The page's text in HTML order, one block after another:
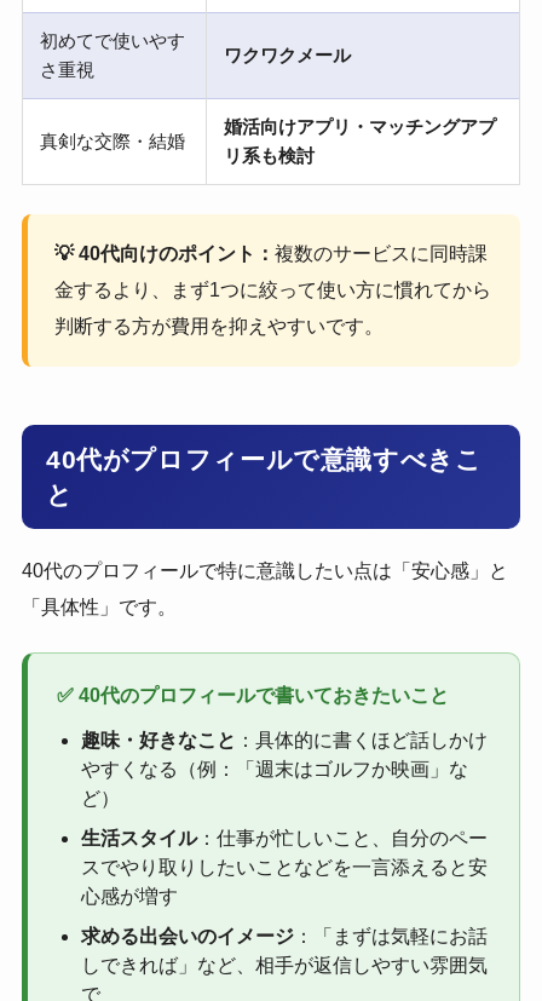
初めてで使いやす
さ重視
ワクワクメール
真剣な交際・結婚
婚活向けアプリ・マッチングアプ
リ系も検討
💡 40代向けのポイント： 複数のサービスに同時課
金するより、まず1つに絞って使い方に慣れてから
判断する方が費用を抑えやすいです。
40代がプロフィールで意識すべきこ
と
40代のプロフィールで特に意識したい点は「安心感」と
「具体性」です。
✅ 40代のプロフィールで書いておきたいこと
趣味・好きなこと ：具体的に書くほど話しかけ
やすくなる（例：「週末はゴルフか映画」な
ど）
生活スタイル：仕事が忙しいこと、自分のペー
スでやり取りしたいことなどを一言添えると安
心感が増す
求める出会いのイメージ：「まずは気軽にお話
しできれば」など、相手が返信しやすい雰囲気
で